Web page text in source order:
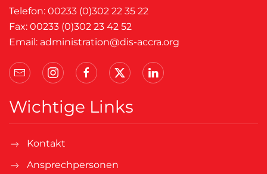
Telefon: 00233 (0)302 22 35 22
Fax: 00233 (0)302 23 42 52
Email: administration@dis-accra.org
Wichtige Links
Kontakt
Ansprechpersonen